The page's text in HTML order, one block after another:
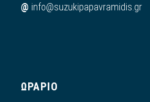
@ info@suzukipapavramidis.gr
ΩΡΑΡΙΟ